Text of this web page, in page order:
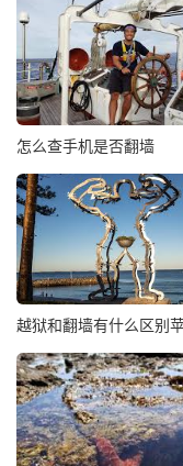
怎么查手机是否翻墙
越狱和翻墙有什么区别